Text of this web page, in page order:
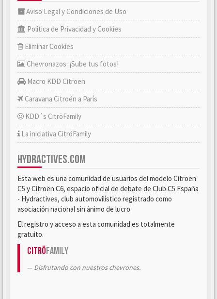
Aviso Legal y Condiciones de Uso
Política de Privacidad y Cookies
Eliminar Cookies
Chevronazos: ¡Sube tus fotos!
Macro KDD Citroën
Caravana Citroën a París
KDD´s CitröFamily
La iniciativa CitröFamily
HYDRACTIVES.COM
Esta web es una comunidad de usuarios del modelo Citroën
C5 y Citroën C6, espacio oficial de debate de Club C5 España
- Hydractives, club automovilístico registrado como
asociación nacional sin ánimo de lucro.
El registro y acceso a esta comunidad es totalmente
gratuito.
CitröFamily
Disfrutando con nuestros chevrones.